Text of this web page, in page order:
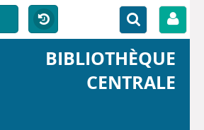
BIBLIOTHÈQUE
CENTRALE